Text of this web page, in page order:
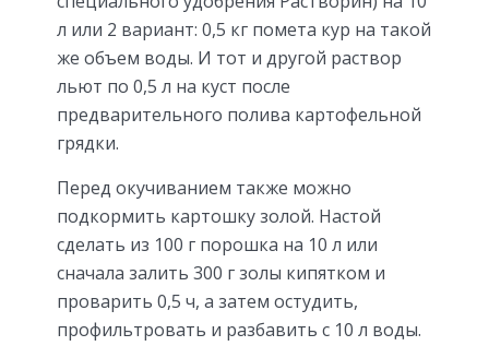
л или 2 вариант: 0,5 кг помета кур на такой
же объем воды. И тот и другой раствор
льют по 0,5 л на куст после
предварительного полива картофельной
грядки.
Перед окучиванием также можно
подкормить картошку золой. Настой
сделать из 100 г порошка на 10 л или
сначала залить 300 г золы кипятком и
проварить 0,5 ч, а затем остудить,
профильтровать и разбавить с 10 л воды.